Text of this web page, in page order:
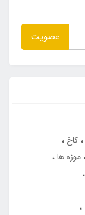
عضویت
کاخ
موزه ها